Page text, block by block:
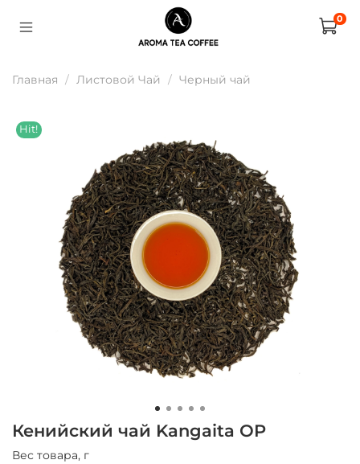
0
Главная Листовой Чай Черный чай
Hit!
Кенийский чай Kangaita OP
Вес товара, г